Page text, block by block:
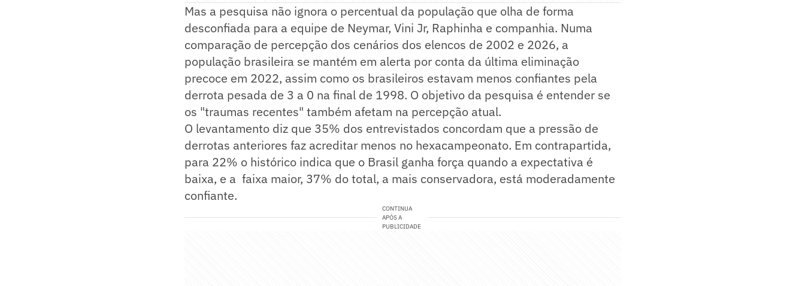
Mas a pesquisa não ignora o percentual da população que olha de forma
desconfiada para a equipe de Neymar, Vini Jr, Raphinha e companhia. Numa
comparação de percepção dos cenários dos elencos de 2002 e 2026, a
população brasileira se mantém em alerta por conta da última eliminação
precoce em 2022, assim como os brasileiros estavam menos confiantes pela
derrota pesada de 3 a 0 na final de 1998. O objetivo da pesquisa é entender se
os "traumas recentes" também afetam na percepção atual.
O levantamento diz que 35% dos entrevistados concordam que a pressão de
derrotas anteriores faz acreditar menos no hexacampeonato. Em contrapartida,
para 22% o histórico indica que o Brasil ganha força quando a expectativa é
baixa, e a faixa maior, 37% do total, a mais conservadora, está moderadamente
confiante.
CONTINUA
APÓS A
PUBLICIDADE